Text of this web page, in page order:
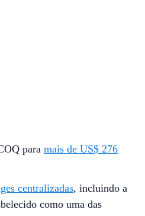
para mais de US$ 276
centralizadas, incluindo a
como uma das